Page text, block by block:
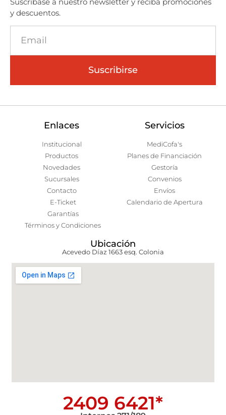
y descuentos.
Suscribirse
Enlaces
Institucional
Productos
Novedades
Sucursales
Contacto
E-Ticket
Garantías
Términos y Condiciones
Servicios
MediCofa's
Planes de Financiación
Gestoría
Convenios
Envíos
Calendario de Apertura
Ubicación
Acevedo Díaz 1663 esq. Colonia
2409 6421*